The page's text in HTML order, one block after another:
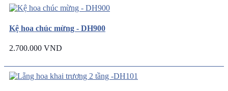
Kệ hoa chúc mừng - DH900
2.700.000 VND